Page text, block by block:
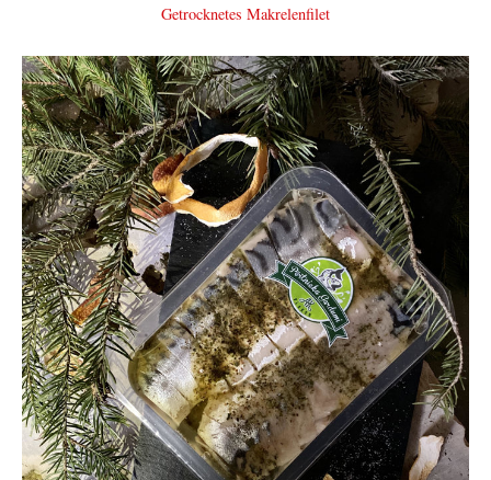
Getrocknetes Makrelenfilet